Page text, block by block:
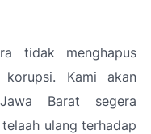
tidak menghapus
Kami akan
Barat segera
ulang terhadap